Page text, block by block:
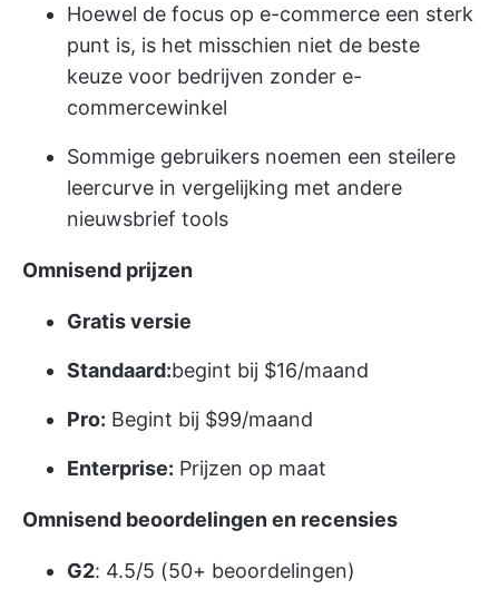
Hoewel de focus op e-commerce een sterk
punt is, is het misschien niet de beste
keuze voor bedrijven zonder e-
commercewinkel
Sommige gebruikers noemen een steilere
leercurve in vergelijking met andere
nieuwsbrief tools
Omnisend prijzen
Gratis versie
Standaard:begint bij $16/maand
Pro: Begint bij $99/maand
Enterprise: Prijzen op maat
Omnisend beoordelingen en recensies
G2: 4.5/5 (50+ beoordelingen)